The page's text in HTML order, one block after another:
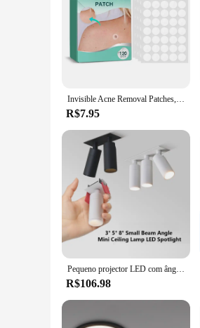
Invisible Acne Removal Patches, Pimple Anti-Acne, Patches hidrocolóides, Manchas Marcas, Corretivo Etiqueta Reparação, à prova d'água, 120pcs
R$7.95
Pequeno projector LED com ângulo de feixe ajustável, recesso mini lâmpada do teto, holofote para museu, cozinha artística, casa, 3, 5, 8, 15 graus
R$106.98